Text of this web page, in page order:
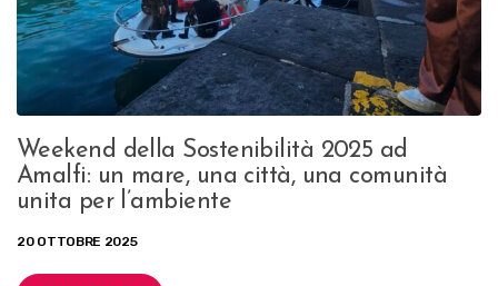
Weekend della Sostenibilità 2025 ad
Amalfi: un mare, una città, una comunità
unita per l’ambiente
20 OTTOBRE 2025